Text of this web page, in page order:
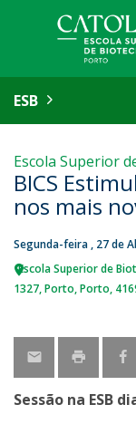
ESB
Escola Superior
BICS
nos mais
Segunda-feira , 27 de
Escola Superior de
1327 Porto Porto
Sessão na ESB